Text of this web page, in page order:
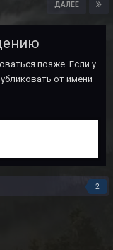
ДАЛЕЕ
позже. Если у
от имени
2